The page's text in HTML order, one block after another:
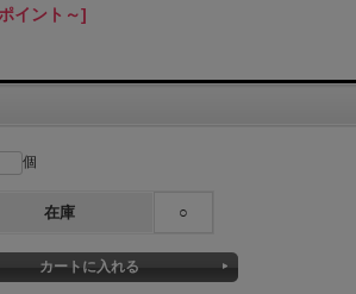
イント～]
個
在庫 ○